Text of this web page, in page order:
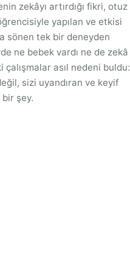
zekâyı artırdığı fikri, otuz
yapılan ve etkisi
sönen tek bir deneyden
ne bebek vardı ne de zekâ
çalışmalar asıl nedeni buldu:
sizi uyandıran ve keyif
şey.